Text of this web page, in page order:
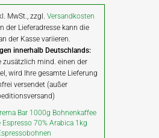
MwSt., zzgl.Versandkosten
der Lieferadresse kann die
der Kasse variieren.
innerhalb Deutschlands:
zusätzlich mind. einen der
wird Ihre gesamte Lieferung
versendet (außer
Bar 1000g Bohnenkaffee
Espresso 70% Arabica 1kg